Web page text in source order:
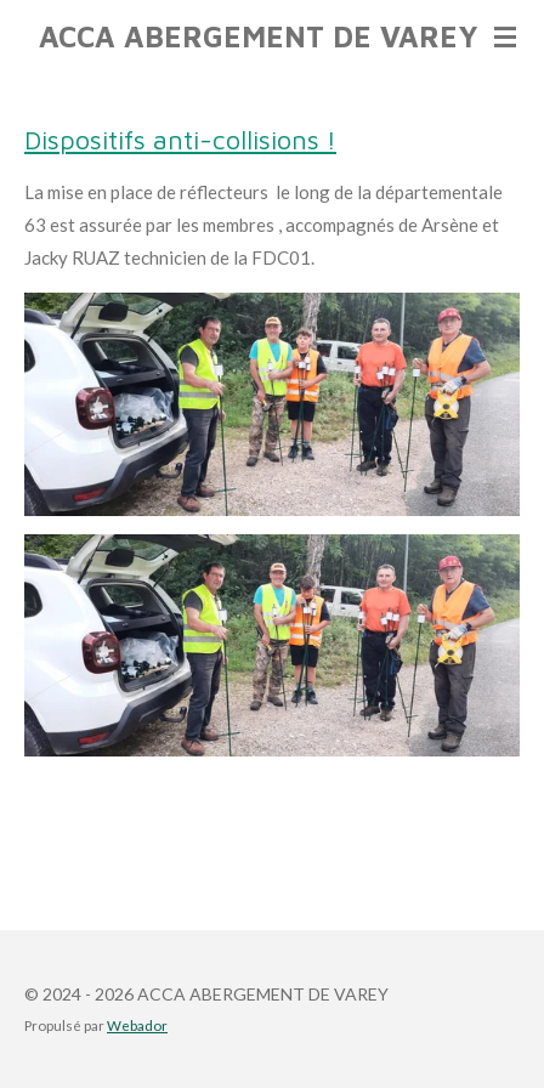
Passer
ACCA ABERGEMENT DE VAREY
Dispositifs anti-collisions !
La mise en place de réflecteurs le long de la départementale
63 est assurée par les membres , accompagnés de Arsène et
Jacky RUAZ technicien de la FDC01.
© 2024 - 2026 ACCA ABERGEMENT DE VAREY
Propulsé parWebador